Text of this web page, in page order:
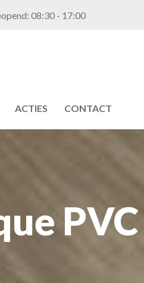
08:30 - 17:00
ACTIES CONTACT